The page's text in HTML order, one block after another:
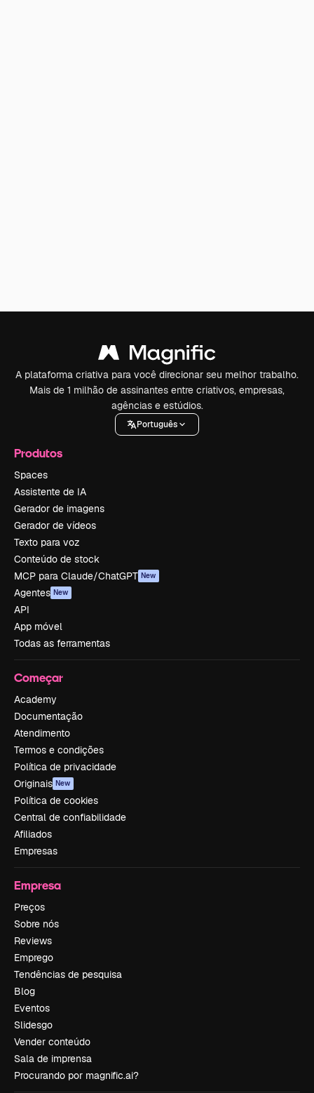
A plataforma criativa para você direcionar seu melhor trabalho.
Mais de 1 milhão de assinantes entre criativos, empresas,
agências e estúdios.
Português
Produtos
Spaces
Assistente de IA
Gerador de imagens
Gerador de vídeos
Texto para voz
Conteúdo de stock
MCP para Claude/ChatGPT New
Agentes New
API
App móvel
Todas as ferramentas
Começar
Academy
Documentação
Atendimento
Termos e condições
Política de privacidade
Originais New
Política de cookies
Central de confiabilidade
Afiliados
Empresas
Empresa
Preços
Sobre nós
Reviews
Emprego
Tendências de pesquisa
Blog
Eventos
Slidesgo
Vender conteúdo
Sala de imprensa
Procurando por magnific.ai?